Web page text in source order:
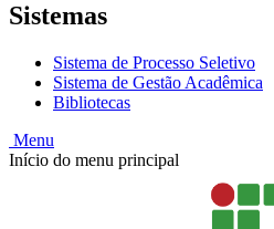
Sistemas
Sistema de Processo Seletivo
Sistema de Gestão Acadêmica
Bibliotecas
Menu
Início do menu principal